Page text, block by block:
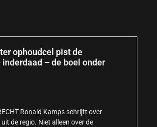
ophoudcel pist de
– de boel onder
Ronald Kamps schrijft over
de regio. Niet alleen over de